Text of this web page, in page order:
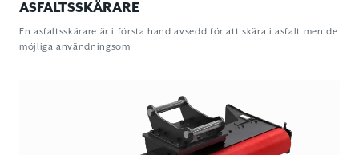
ASFALTSSKÄRARE
En asfaltsskärare är i första hand avsedd för att skära i asfalt men de
möjliga användningsom